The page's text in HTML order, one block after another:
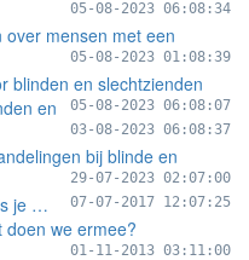
05-08-2023 06:08:34
mensen met een
05-08-2023 01:08:39
blinden en slechtzienden
05-08-2023 06:08:07
en
03-08-2023 06:08:37
bij blinde en
29-07-2023 02:07:00
je … 07-07-2017 12:07:25
doen we ermee?
01-11-2013 03:11:00